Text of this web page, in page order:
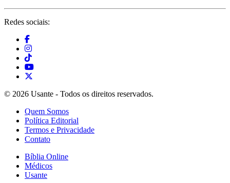
Redes sociais:
© 2026 Usante - Todos os direitos reservados.
Quem Somos
Política Editorial
Termos e Privacidade
Contato
Bíblia Online
Médicos
Usante